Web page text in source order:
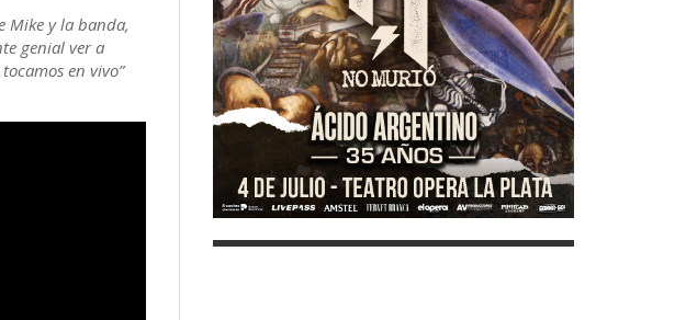
Mike y la banda,
genial ver a
en vivo”